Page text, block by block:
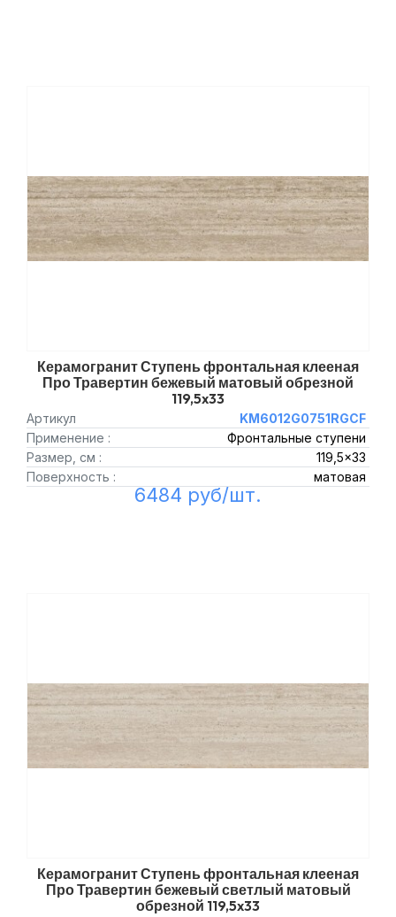
Керамогранит Ступень фронтальная клееная
Про Травертин бежевый матовый обрезной
119,5x33
Артикул
KM6012G0751RGCF
Применение :
Фронтальные ступени
Размер, см :
119,5x33
Поверхность :
матовая
6484 руб/шт.
Керамогранит Ступень фронтальная клееная
Про Травертин бежевый светлый матовый
обрезной 119,5x33